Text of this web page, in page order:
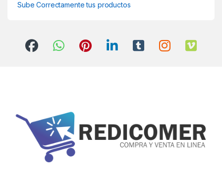
Sube Correctamente tus productos